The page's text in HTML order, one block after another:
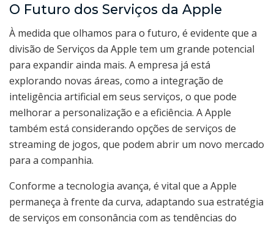
O Futuro dos Serviços da Apple
À medida que olhamos para o futuro, é evidente que a
divisão de Serviços da Apple tem um grande potencial
para expandir ainda mais. A empresa já está
explorando novas áreas, como a integração de
inteligência artificial em seus serviços, o que pode
melhorar a personalização e a eficiência. A Apple
também está considerando opções de serviços de
streaming de jogos, que podem abrir um novo mercado
para a companhia.
Conforme a tecnologia avança, é vital que a Apple
permaneça à frente da curva, adaptando sua estratégia
de serviços em consonância com as tendências do